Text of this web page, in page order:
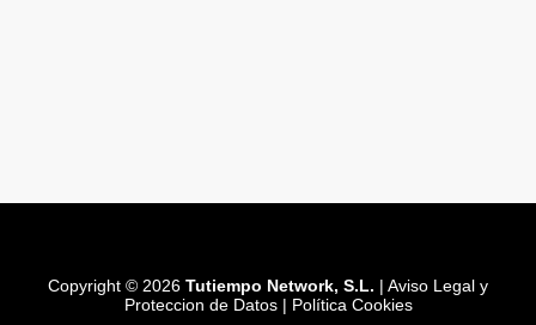
Copyright © 2026 Tutiempo Network, S.L. | Aviso Legal y
Proteccion de Datos| Política Cookies